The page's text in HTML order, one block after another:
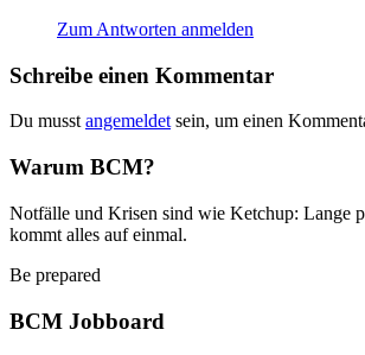
Zum Antworten anmelden
Schreibe einen Kommentar
Du musstangemeldetsein, um einen
Warum BCM?
Notfälle und Krisen sind wie Ketchup: Lange
kommt alles auf einmal.
Be prepared
BCM Jobboard